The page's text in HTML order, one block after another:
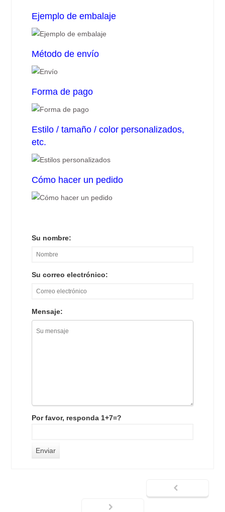
Ejemplo de embalaje
Método de envío
Forma de pago
Estilo / tamaño / color personalizados,
etc.
Cómo hacer un pedido
Su nombre:
Su correo electrónico:
Mensaje:
Por favor, responda 1+7=?